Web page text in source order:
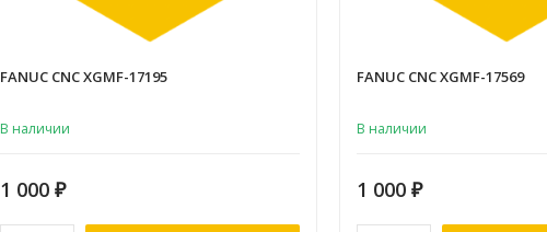
FANUC CNC XGMF-17195
В наличии
1 000 ₽
FANUC CNC XGMF-17569
В наличии
1 000 ₽